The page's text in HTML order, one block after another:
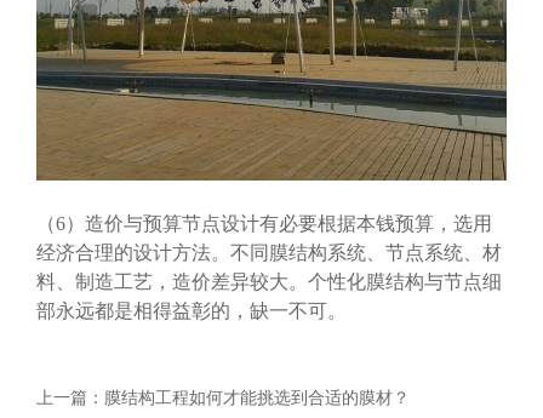
（6）造价与预算节点设计有必要根据本钱预算，选用
经济合理的设计方法。不同膜结构系统、节点系统、材
料、制造工艺，造价差异较大。个性化膜结构与节点细
部永远都是相得益彰的，缺一不可。
上一篇： 膜结构工程如何才能挑选到合适的膜材？